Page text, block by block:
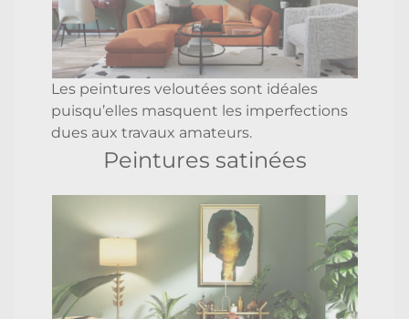
Les peintures veloutées sont idéales
puisqu’elles masquent les imperfections
dues aux travaux amateurs.
Peintures satinées